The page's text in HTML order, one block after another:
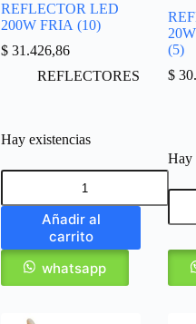
REFLECTOR LED
200W FRIA (10)
$ 31.426,86
REFLECTORES
Hay existencias
Añadir al
carrito
whatsapp
(5)
$
Hay